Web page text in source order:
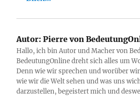
Autor: Pierre von
Hallo, ich bin Autor und Macher von
BedeutungOnline dreht sich alles um
Denn wie wir sprechen und worüber
wie wir die Welt sehen und was uns
darzustellen, begeistert mich und